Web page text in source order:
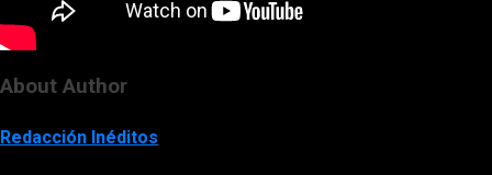
About Author
Redacción Inéditos